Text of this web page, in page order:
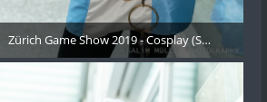
164
Zürich Game Show 2019 - Cosplay (Samstag) - 165
21. Oktober 2019